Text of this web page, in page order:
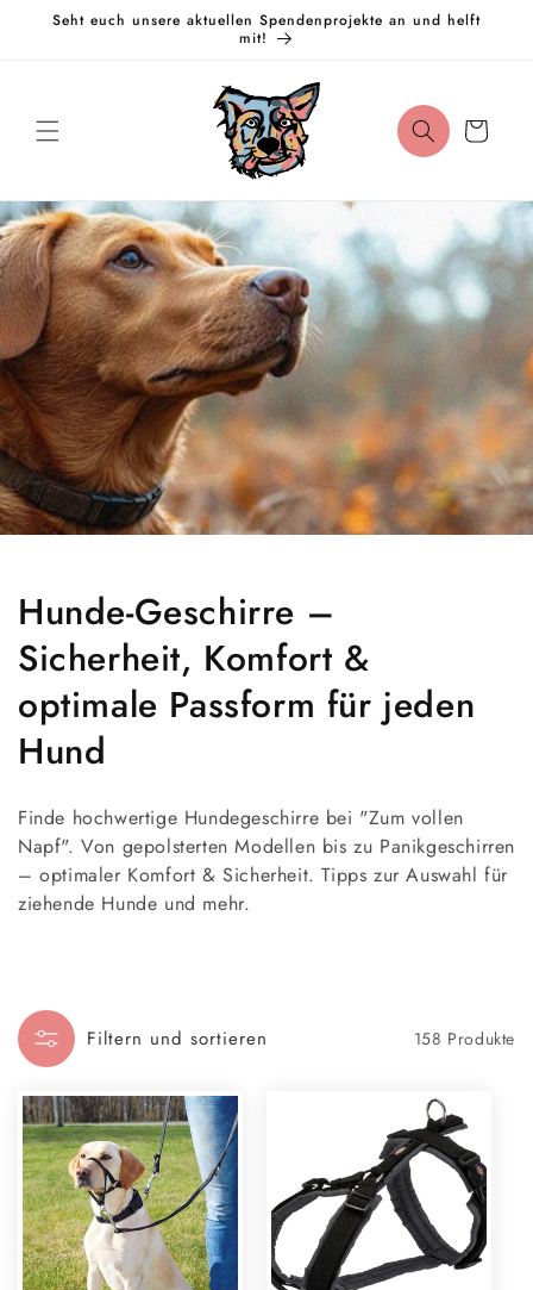
zum
Seht euch unsere aktuellen Spendenprojekte an und helft
mit!
Warenkorb
K
a
t
e
g
o
r
:
Hunde-Geschirre –
Sicherheit, Komfort &
optimale Passform für jeden
Hund
Finde hochwertige Hundegeschirre bei "Zum vollen
Napf". Von gepolsterten Modellen bis zu Panikgeschirren
– optimaler Komfort & Sicherheit. Tipps zur Auswahl für
ziehende Hunde und mehr.
Filtern und sortieren 158 Produkte